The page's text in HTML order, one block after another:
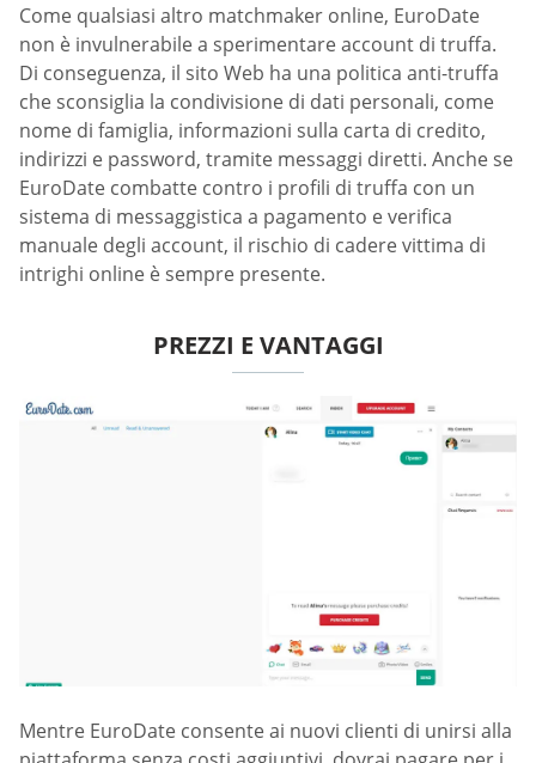
Come qualsiasi altro matchmaker online, EuroDate
non è invulnerabile a sperimentare account di truffa.
Di conseguenza, il sito Web ha una politica anti-truffa
che sconsiglia la condivisione di dati personali, come
nome di famiglia, informazioni sulla carta di credito,
indirizzi e password, tramite messaggi diretti. Anche se
EuroDate combatte contro i profili di truffa con un
sistema di messaggistica a pagamento e verifica
manuale degli account, il rischio di cadere vittima di
intrighi online è sempre presente.
PREZZI E VANTAGGI
Mentre EuroDate consente ai nuovi clienti di unirsi alla